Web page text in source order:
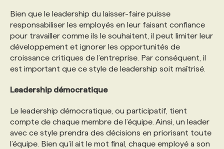
Bien que le leadership du laisser-faire puisse
responsabiliser les employés en leur faisant confiance
pour travailler comme ils le souhaitent, il peut limiter leur
développement et ignorer les opportunités de
croissance critiques de l’entreprise. Par conséquent, il
est important que ce style de leadership soit maîtrisé.
Leadership démocratique
Le leadership démocratique, ou participatif, tient
compte de chaque membre de l’équipe. Ainsi, un leader
avec ce style prendra des décisions en priorisant toute
l’équipe. Bien qu’il ait le mot final, chaque employé a son